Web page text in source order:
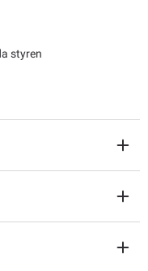
styren